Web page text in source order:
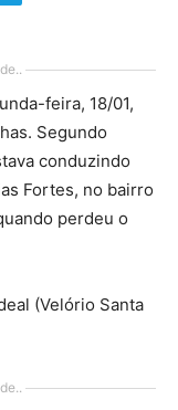
feira, 18/01,
Segundo
conduzindo
Fortes, no bairro
perdeu o
(Velório Santa